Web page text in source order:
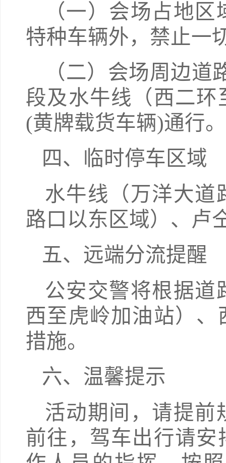
（一）会场占地
特种车辆外，禁止一
（二）会场周边
段及水牛线（西二
(黄牌载货车辆)通行。
四、临时停车区域
水牛线（万洋大道
路口以东区域）、卢
五、远端分流提醒
公安交警将根据道
西至虎岭加油站）
措施。
六、温馨提示
活动期间，请提前
前往，驾车出行请